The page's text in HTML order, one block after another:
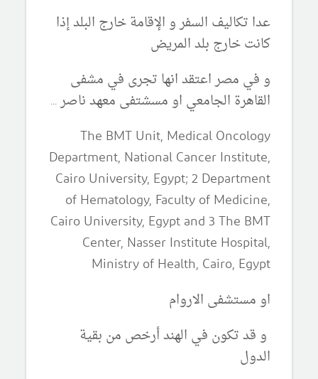
عدا تكاليف السفر و الإقامة خارج البلد إذا
كانت خارج بلد المريض
و في مصر اعتقد انها تجرى في مشفى
القاهرة الجامعي او مسشتفى معهد ناصر ...
The BMT Unit, Medical Oncology
Department, National Cancer Institute,
Cairo University, Egypt; 2 Department
of Hematology, Faculty of Medicine,
Cairo University, Egypt and 3 The BMT
Center, Nasser Institute Hospital,
Ministry of Health, Cairo, Egypt
او مستشفى الاروام
و قد تكون في الهند أرخص من بقية
الدول